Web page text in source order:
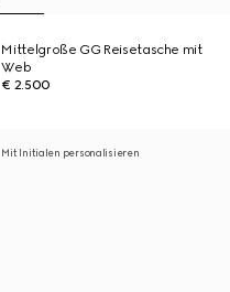
Mittelgroße GG Reisetasche mit
Web
€ 2.500
Mit Initialen personalisieren